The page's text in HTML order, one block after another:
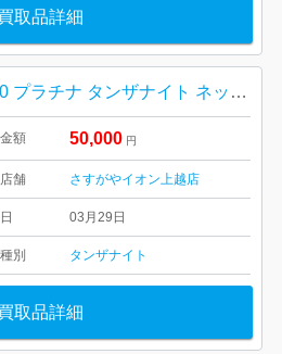
取品詳細
Pt850 プラチナ タンザナイト ネックレストップ アクセサリー
額 50,000 円
舗 さすがやイオン上越店
03月29日
別 タンザナイト
取品詳細